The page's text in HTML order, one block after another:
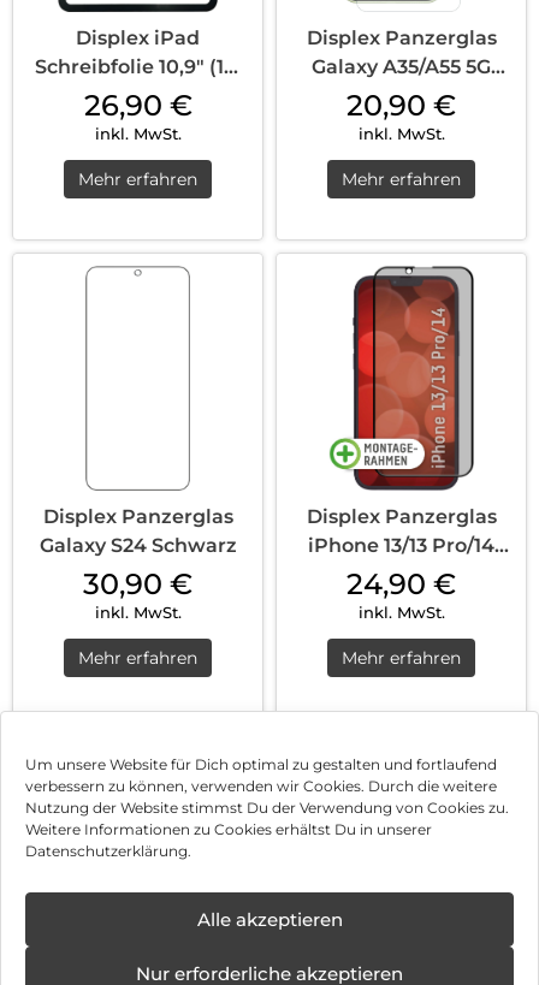
Um unsere Website für Dich optimal zu gestalten und fortlaufend
verbessern zu können, verwenden wir Cookies. Durch die weitere
Nutzung der Website stimmst Du der Verwendung von Cookies zu.
Weitere Informationen zu Cookies erhältst Du in unserer
Datenschutzerklärung.
Alle akzeptieren
Nur erforderliche akzeptieren
Displex iPad
Schreibfolie 10,9″ (10.
Gen.) T...
26,90 €
inkl. MwSt.
Mehr erfahren
Displex Panzerglas
Galaxy A35/A55 5G
Transparent
20,90 €
inkl. MwSt.
Mehr erfahren
Displex Panzerglas
Galaxy S24 Schwarz
30,90 €
inkl. MwSt.
Mehr erfahren
Displex Panzerglas
iPhone 13/13 Pro/14
Schwarz
24,90 €
inkl. MwSt.
Mehr erfahren
1 2 3 … 8 Nächste
Impressum
Öffnungstage